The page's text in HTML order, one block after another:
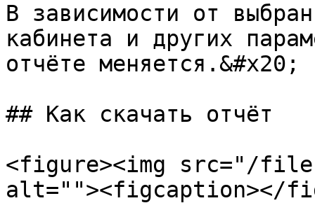
В зависимости от
кабинета и других
отчёте меняется.&#x20;
## Как скачать отчёт
<figure><img src="/
alt=""><figcaption></